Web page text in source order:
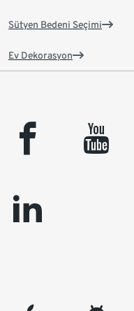
Sütyen Bedeni Seçimi
Ev Dekorasyon
facebook youtube
linkedin